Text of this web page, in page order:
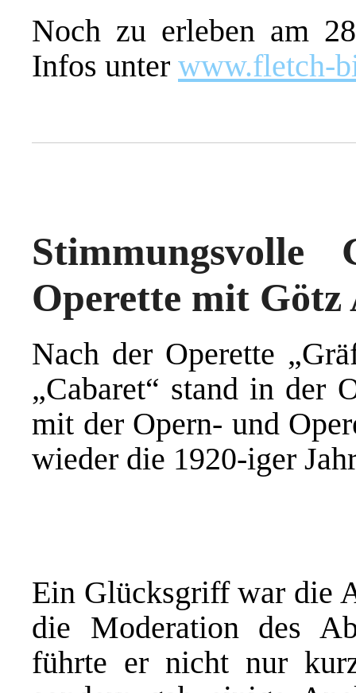
Noch zu erleben am
Infos unter www.fletch-
Operette mit Götz
Nach der Operette
„Cabaret“ stand in der
mit der Opern- und
wieder die 1920-iger
Ein Glücksgriff war die
die Moderation des
führte er nicht nur